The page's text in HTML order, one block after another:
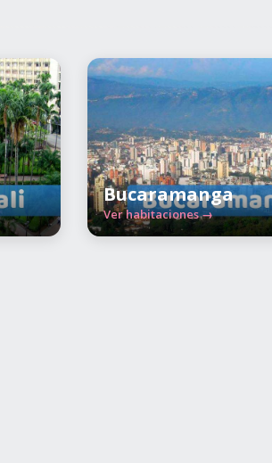
Bucaramanga
Ver habitaciones →